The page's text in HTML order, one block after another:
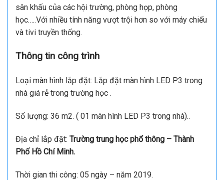
sân khấu của các hội trường, phòng họp, phòng
học…..Với nhiều tính năng vượt trội hơn so với máy chiếu
và tivi truyền thống.
Thông tin công trình
Loại màn hình lắp đặt: Lắp đặt màn hình LED P3 trong
nhà giá rẻ trong trường học .
Số lượng: 36 m2. ( 01 màn hình LED P3 trong nhà)..
Địa chỉ lắp đặt: Trường trung học phổ thông – Thành
Phố Hồ Chí Minh.
Thời gian thi công: 05 ngày – năm 2019.